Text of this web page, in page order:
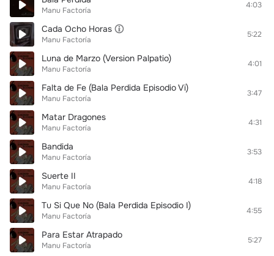
Manu Factoría
4:03
Cada Ocho Horas
Manu Factoría
5:22
Luna de Marzo (Version Palpatio)
Manu Factoría
4:01
Falta de Fe (Bala Perdida Episodio Vi)
Manu Factoría
3:47
Matar Dragones
Manu Factoría
4:31
Bandida
Manu Factoría
3:53
Suerte II
Manu Factoría
4:18
Tu Si Que No (Bala Perdida Episodio I)
Manu Factoría
4:55
Para Estar Atrapado
Manu Factoría
5:27